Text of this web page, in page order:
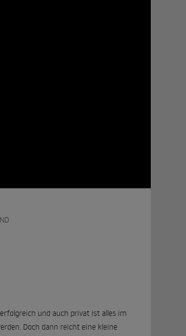
und auch privat ist alles im
Doch dann reicht eine kleine